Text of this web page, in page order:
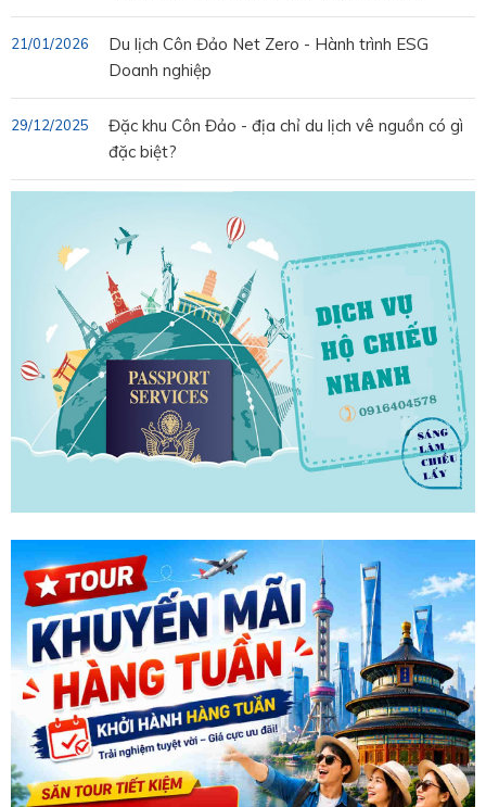
Du lịch Côn Đảo Net Zero - Hành trình ESG
Doanh nghiệp
21/01/2026
Đặc khu Côn Đảo - địa chỉ du lịch vê nguồn có gì
đặc biệt?
29/12/2025